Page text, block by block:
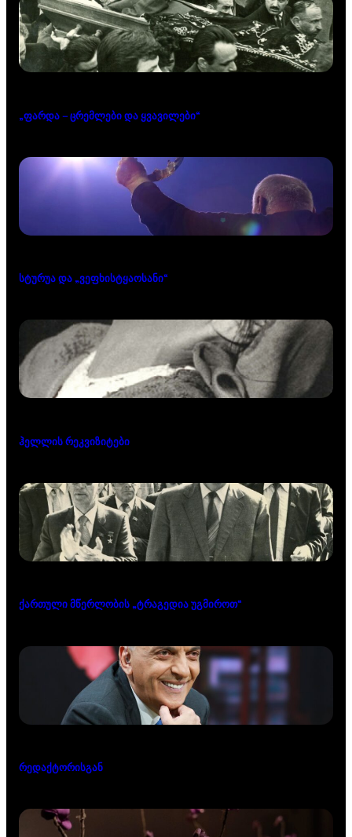
„ფარდა – ცრემლები და ყვავილები“
სტურუა და „ვეფხისტყაოსანი“
ჰელლის რეკვიზიტები
ქართული მწერლობის „ტრაგედია უგმიროთ“
რედაქტორისგან